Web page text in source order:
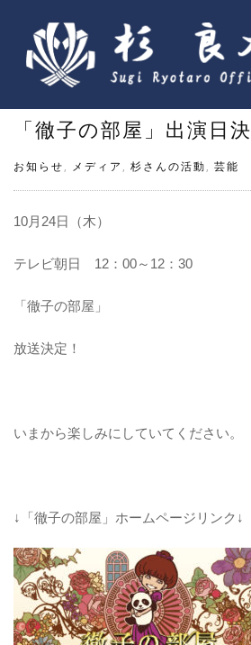
「徹子の部屋」出演日決
お知らせ , メディア , 杉さんの活動 , 芸能
10月24日（木）
テレビ朝日 12：00～12：30
「徹子の部屋」
放送決定！
いまから楽しみにしていてください。
↓「徹子の部屋」ホームページリンク↓